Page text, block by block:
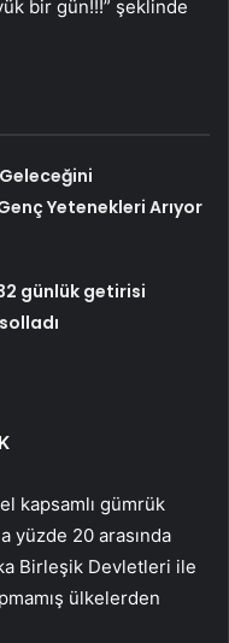
bir gün!!!” şeklinde
Geleceğini
Yetenekleri Arıyor
günlük getirisi
kapsamlı gümrük
yüzde 20 arasında
Birleşik Devletleri ile
ülkelerden